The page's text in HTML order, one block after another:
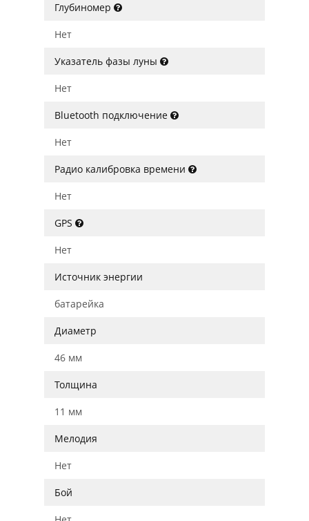
Глубиномер
Нет
Указатель фазы луны
Нет
Bluetooth подключение
Нет
Радио калибровка времени
Нет
GPS
Нет
Источник энергии
батарейка
Диаметр
46 мм
Толщина
11 мм
Мелодия
Нет
Бой